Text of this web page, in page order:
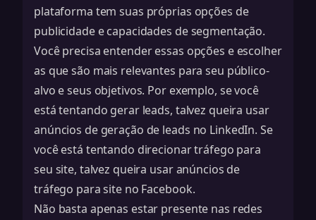
plataforma tem suas próprias opções de
publicidade e capacidades de segmentação.
Você precisa entender essas opções e escolher
as que são mais relevantes para seu público-
alvo e seus objetivos. Por exemplo, se você
está tentando gerar leads, talvez queira usar
anúncios de geração de leads no LinkedIn. Se
você está tentando direcionar tráfego para
seu site, talvez queira usar anúncios de
tráfego para site no Facebook.
Não basta apenas estar presente nas redes